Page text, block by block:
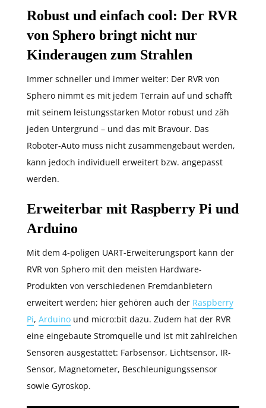
Robust und einfach cool: Der RVR
von Sphero bringt nicht nur
Kinderaugen zum Strahlen
Immer schneller und immer weiter: Der RVR von
Sphero nimmt es mit jedem Terrain auf und schafft
mit seinem leistungsstarken Motor robust und zäh
jeden Untergrund – und das mit Bravour. Das
Roboter-Auto muss nicht zusammengebaut werden,
kann jedoch individuell erweitert bzw. angepasst
werden.
Erweiterbar mit Raspberry Pi und
Arduino
Mit dem 4-poligen UART-Erweiterungsport kann der
RVR von Sphero mit den meisten Hardware-
Produkten von verschiedenen Fremdanbietern
erweitert werden; hier gehören auch der Raspberry
Pi, Arduino und micro:bit dazu. Zudem hat der RVR
eine eingebaute Stromquelle und ist mit zahlreichen
Sensoren ausgestattet: Farbsensor, Lichtsensor, IR-
Sensor, Magnetometer, Beschleunigungssensor
sowie Gyroskop.